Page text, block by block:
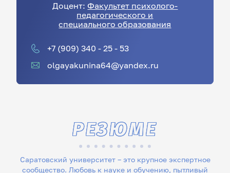
Доцент: Факультет психолого-
педагогического и
специального образования
+7 (909) 340 - 25 - 53
olgayakunina64@yandex.ru
Саратовский университет – это крупное экспертное
сообщество. Любовь к науке и обучению, пытливый
РЕЗЮМЕ